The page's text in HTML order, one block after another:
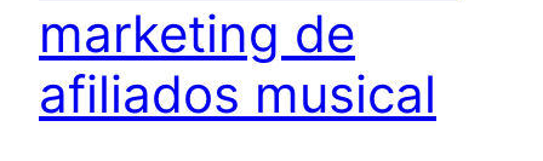
marketing de
afiliados musical